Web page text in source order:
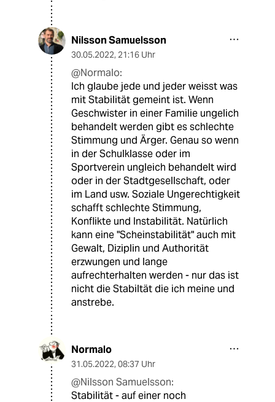
Nilsson Samuelsson
30.05.2022, 21:16 Uhr
@Normalo:
Ich glaube jede und jeder weisst was
mit Stabilität gemeint ist. Wenn
Geschwister in einer Familie ungelich
behandelt werden gibt es schlechte
Stimmung und Ärger. Genau so wenn
in der Schulklasse oder im
Sportverein ungleich behandelt wird
oder in der Stadtgesellschaft, oder
im Land usw. Soziale Ungerechtigkeit
schafft schlechte Stimmung,
Konflikte und Instabilität. Natürlich
kann eine "Scheinstabilität" auch mit
Gewalt, Diziplin und Authorität
erzwungen und lange
aufrechterhalten werden - nur das ist
nicht die Stabiltät die ich meine und
anstrebe.
Normalo
31.05.2022, 08:37 Uhr
@Nilsson Samuelsson:
Stabilität - auf einer noch